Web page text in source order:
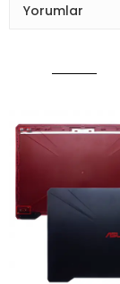
Yorumlar